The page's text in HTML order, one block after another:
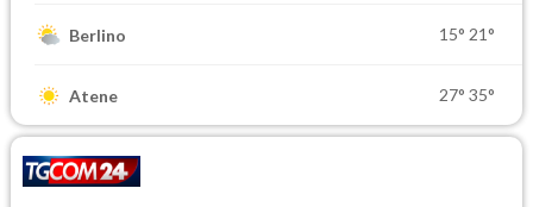
Berlino 15° 21°
Atene 27° 35°